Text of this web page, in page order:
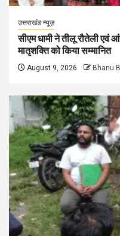
उत्तराखंड न्यूज़
सीएम धामी ने तीलू रौतेली एवं
मातृशक्ति को किया सम्मानित
August 9, 2026 Bhanu